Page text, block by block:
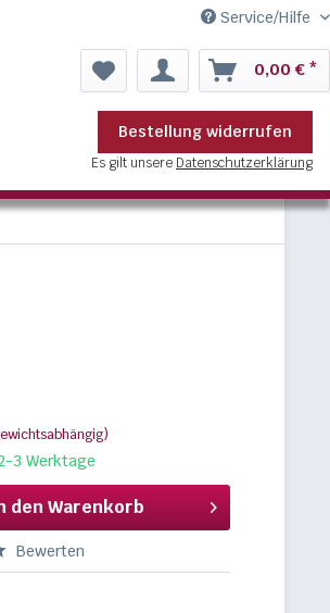
Service/Hilfe
0,00 € *
Bestellung widerrufen
Es gilt unsere Datenschutzerklärung
3 Werktage
den Warenkorb
Bewerten